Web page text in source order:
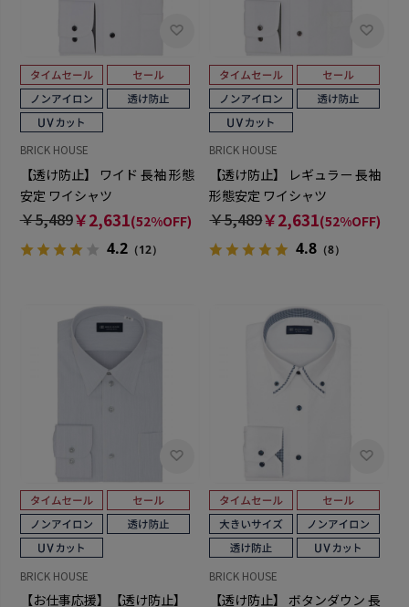
BRICK HOUSE
【透け防止】 ワイド 長袖 形態
安定 ワイシャツ
￥5,489￥2,631(52%OFF)
4.2（12）
BRICK HOUSE
【透け防止】 レギュラー 長袖
形態安定 ワイシャツ
￥5,489￥2,631(52%OFF)
4.8 （8）
BRICK HOUSE
【お仕事応援】【透け防止】
BRICK HOUSE
【透け防止】 ボタンダウン 長